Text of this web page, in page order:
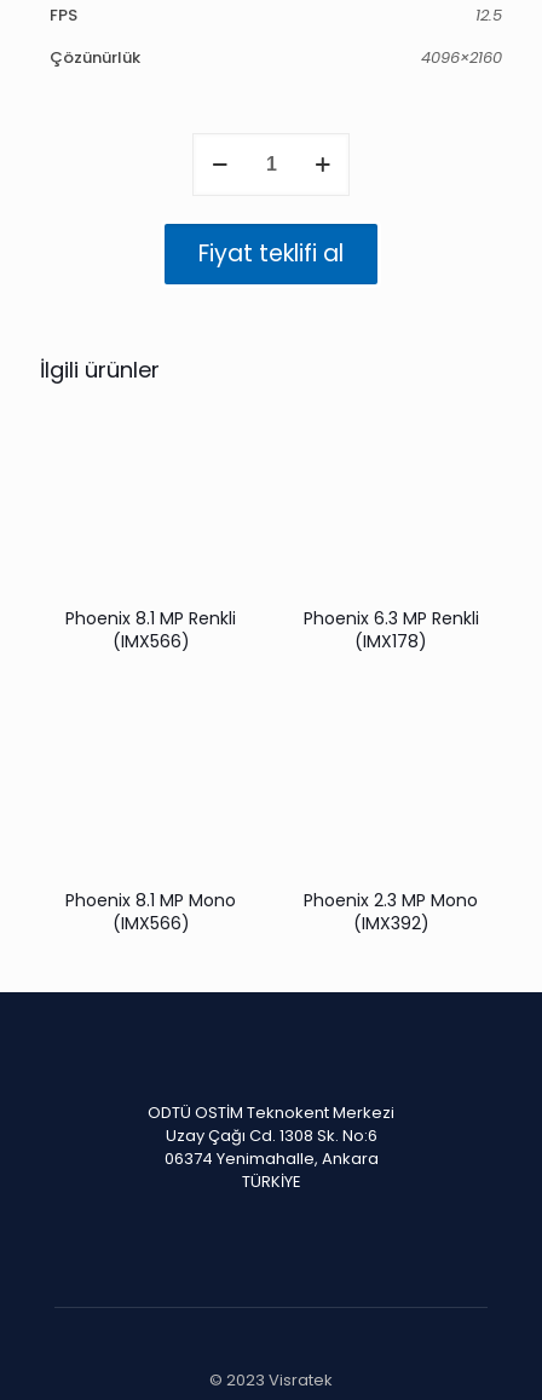
FPS
12.5
Çözünürlük
4096×2160
8.9
adet
Fiyat teklifi al
İlgili ürünler
Phoenix 8.1 MP Renkli
(IMX566)
Phoenix 6.3 MP Renkli
(IMX178)
Phoenix 8.1 MP Mono
(IMX566)
Phoenix 2.3 MP Mono
(IMX392)
ODTÜ OSTİM Teknokent Merkezi
Uzay Çağı Cd. 1308 Sk. No:6
06374 Yenimahalle, Ankara
TÜRKİYE
© 2023 Visratek